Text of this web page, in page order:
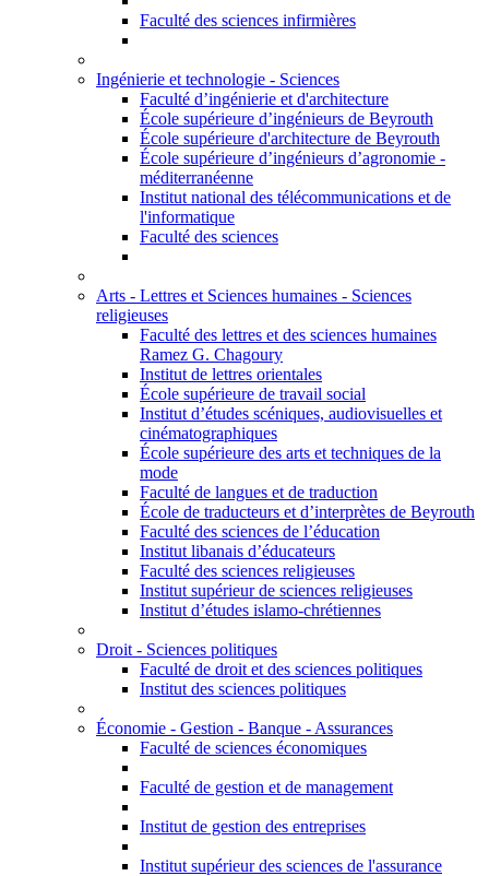
Faculté des sciences infirmières
Ingénierie et technologie - Sciences
Faculté d’ingénierie et d'architecture
École supérieure d’ingénieurs de Beyrouth
École supérieure d'architecture de Beyrouth
École supérieure d’ingénieurs d’agronomie -
méditerranéenne
Institut national des télécommunications et de
l'informatique
Faculté des sciences
Arts - Lettres et Sciences humaines - Sciences
religieuses
Faculté des lettres et des sciences humaines
Ramez G. Chagoury
Institut de lettres orientales
École supérieure de travail social
Institut d’études scéniques, audiovisuelles et
cinématographiques
École supérieure des arts et techniques de la
mode
Faculté de langues et de traduction
École de traducteurs et d’interprètes de Beyrouth
Faculté des sciences de l’éducation
Institut libanais d’éducateurs
Faculté des sciences religieuses
Institut supérieur de sciences religieuses
Institut d’études islamo-chrétiennes
Droit - Sciences politiques
Faculté de droit et des sciences politiques
Institut des sciences politiques
Économie - Gestion - Banque - Assurances
Faculté de sciences économiques
Faculté de gestion et de management
Institut de gestion des entreprises
Institut supérieur des sciences de l'assurance